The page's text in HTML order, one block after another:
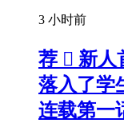
3 小时前
荐  新人
落入了学
连载第一